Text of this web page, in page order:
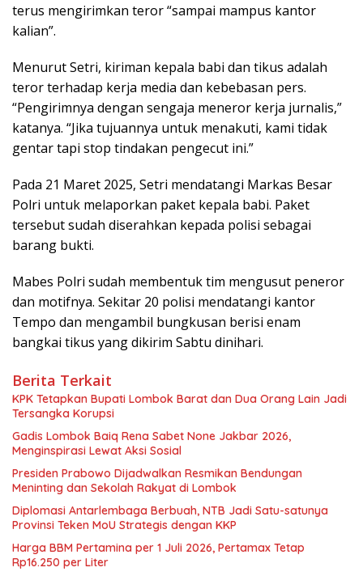
terus mengirimkan teror “sampai mampus kantor
kalian”.
Menurut Setri, kiriman kepala babi dan tikus adalah
teror terhadap kerja media dan kebebasan pers.
“Pengirimnya dengan sengaja meneror kerja jurnalis,”
katanya. “Jika tujuannya untuk menakuti, kami tidak
gentar tapi stop tindakan pengecut ini.”
Pada 21 Maret 2025, Setri mendatangi Markas Besar
Polri untuk melaporkan paket kepala babi. Paket
tersebut sudah diserahkan kepada polisi sebagai
barang bukti.
Mabes Polri sudah membentuk tim mengusut peneror
dan motifnya. Sekitar 20 polisi mendatangi kantor
Tempo dan mengambil bungkusan berisi enam
bangkai tikus yang dikirim Sabtu dinihari.
Berita Terkait
KPK Tetapkan Bupati Lombok Barat dan Dua Orang Lain Jadi
Tersangka Korupsi
Gadis Lombok Baiq Rena Sabet None Jakbar 2026,
Menginspirasi Lewat Aksi Sosial
Presiden Prabowo Dijadwalkan Resmikan Bendungan
Meninting dan Sekolah Rakyat di Lombok
Diplomasi Antarlembaga Berbuah, NTB Jadi Satu-satunya
Provinsi Teken MoU Strategis dengan KKP
Harga BBM Pertamina per 1 Juli 2026, Pertamax Tetap
Rp16.250 per Liter